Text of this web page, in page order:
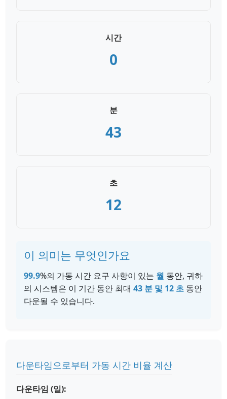
시간
0
분
43
초
12
이 의미는 무엇인가요
99.9%의 가동 시간 요구 사항이 있는 월 동안, 귀하
의 시스템은 이 기간 동안 최대 43 분 및 12 초 동안
다운될 수 있습니다.
다운타임으로부터 가동 시간 비율 계산
다운타임 (일):